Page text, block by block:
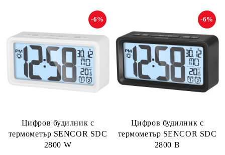
Цифров будилник с
термометър SENCOR SDC
2800 W
-6%
Цифров будилник с
термометър SENCOR SDC
2800 B
-6%